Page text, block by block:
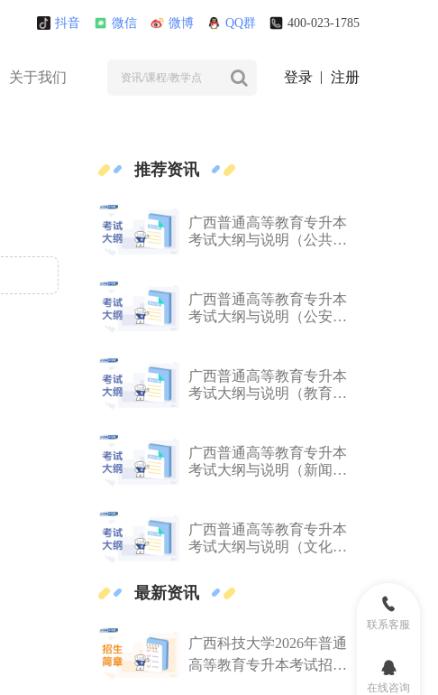
抖音 微信 微博 QQ群 400-023-1785
关于我们 登录 注册
联系客服
在线咨询
推荐资讯
广西普通高等教育专升本
考试大纲与说明（公共管
广西普通高等教育专升本
考试大纲与说明（公安与
广西普通高等教育专升本
考试大纲与说明（教育与
广西普通高等教育专升本
考试大纲与说明（新闻传
广西普通高等教育专升本
考试大纲与说明（文化艺
最新资讯
广西科技大学2026年普通
高等教育专升本考试招生